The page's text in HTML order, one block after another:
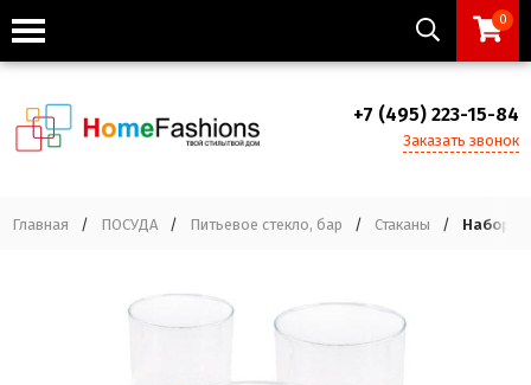
0
+7 (495) 223-15-84
Заказать звонок
Главная / ПОСУДА / Питьевое стекло, бар / Стаканы / Набор